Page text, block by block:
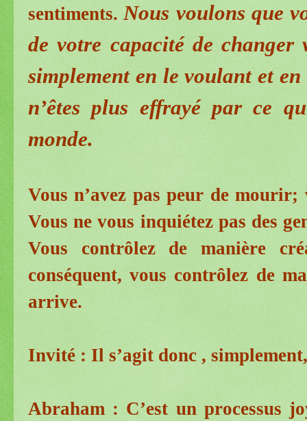
sentiments.Nous voulons que
de votre capacité de
simplement en le voulant et
n’êtes plus effrayé par ce
monde.
Vous n’avez pas peur de
Vous ne vous inquiétez pas des
Vous contrôlez de manière
conséquent, vous contrôlez de
arrive.
Invité : Il s’agit donc ,
Abraham : C’est un processus